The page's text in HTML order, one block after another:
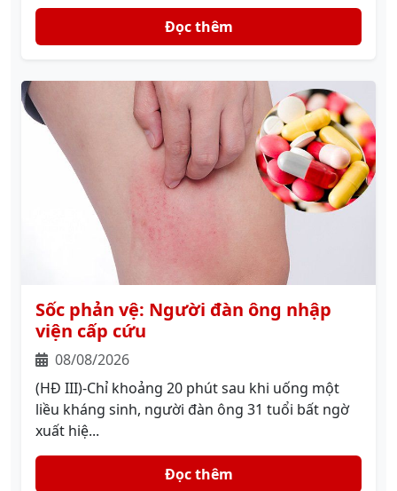
Đọc thêm
Sốc phản vệ: Người đàn ông nhập
viện cấp cứu
08/08/2026
(HĐ III)-Chỉ khoảng 20 phút sau khi uống một
liều kháng sinh, người đàn ông 31 tuổi bất ngờ
xuất hiệ...
Đọc thêm